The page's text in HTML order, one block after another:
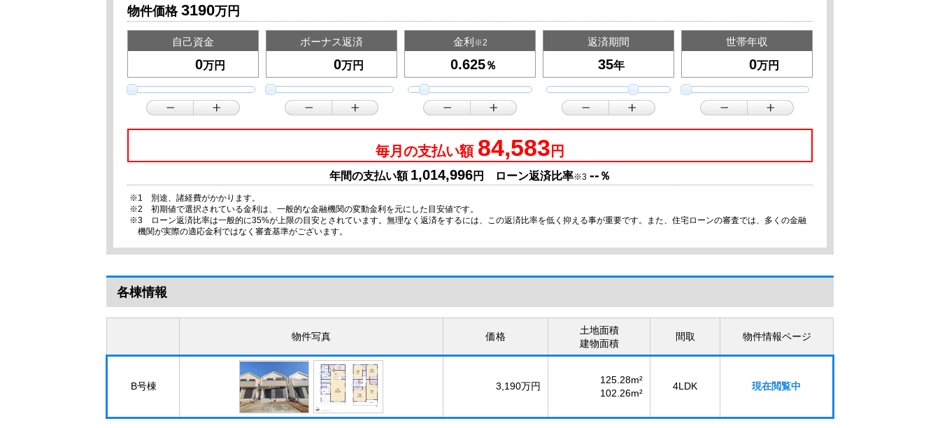
物件価格 3190万円
自己資金
万円
ボーナス返済
万円
金利 ※2
％
返済期間
年
世帯年収
万円
毎月の支払い額 84,583 円
年間の支払い額 1,014,996円 ローン返済比率※3 -- ％
※1 別途、諸経費がかかります。
※2 初期値で選択されている金利は、一般的な金融機関の変動金利を元にした目安値です。
※3 ローン返済比率は一般的に35%が上限の目安とされています。無理なく返済をするには、この返済比率を低く抑える事が重要です。また、住宅ローンの審査では、多くの金融
機関が実際の適応金利ではなく審査基準がございます。
各棟情報
物件写真 価格
土地面積
建物面積
間取 物件情報ページ
B号棟 3,190万円
125.28m²
102.26m²
4LDK 現在閲覧中